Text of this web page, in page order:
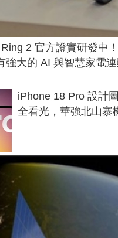
2 官方證實研發中
強大的 AI 與智慧家電
iPhone 18 Pro 設計
全看光，華強北山寨